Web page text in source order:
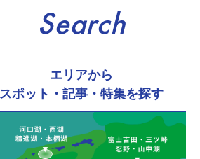
Search
エリアから
スポット・記事・特集を探す